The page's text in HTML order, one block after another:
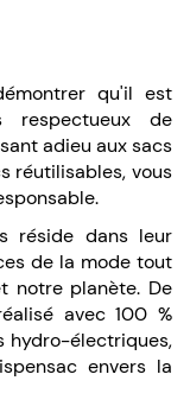
qu'il est
respectueux de
adieu aux sacs
réutilisables, vous
réside dans leur
de la mode tout
notre planète. De
avec 100 %
hydro-électriques,
envers la